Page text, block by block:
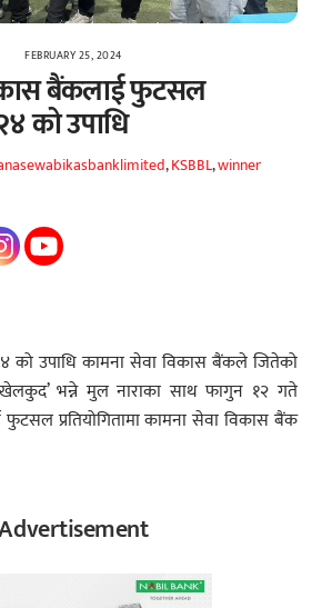
FEBRUARY 25, 2024
बैंकलाई फुटसल
को उपाधि
,KSBBL,winner
को उपाधि कामना सेवा विकास बैंकले जितेको
खेलकुद’ भन्ने मुल नाराका साथ फागुन १२ गते
प्रतियोगितामा कामना सेवा विकास बैंक